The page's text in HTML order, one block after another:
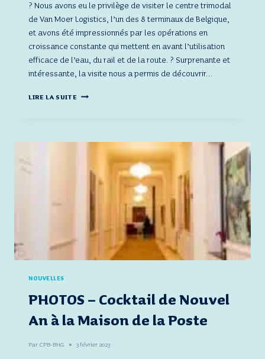
? Nous avons eu le privilège de visiter le centre trimodal
de Van Moer Logistics, l’un des 8 terminaux de Belgique,
et avons été impressionnés par les opérations en
croissance constante qui mettent en avant l’utilisation
efficace de l’eau, du rail et de la route. ? Surprenante et
intéressante, la visite nous a permis de découvrir…
LIRE LA SUITEPHOTOS
OPÉRATIONS
NOUVELLES
PHOTOS – Cocktail de Nouvel
An à la Maison de la Poste
Par CPB-BHG 3 février 2023